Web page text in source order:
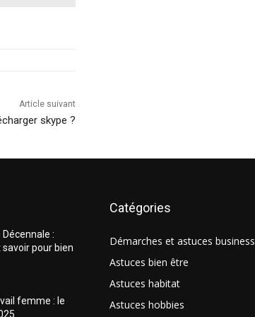
Article suivant
skype ?
:
savoir pour bien
femme : le
Catégories
Démarches et astuces business
Astuces bien être
Astuces habitat
Astuces hobbies